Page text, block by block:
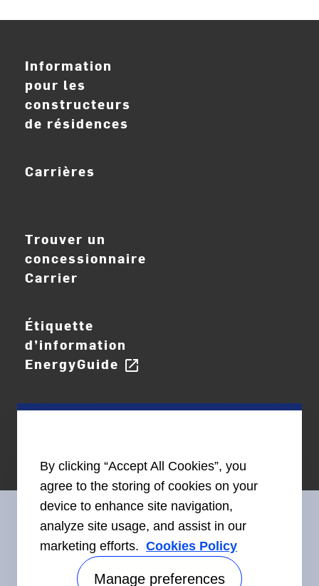
Information
pour les
constructeurs
de résidences
Carrières
Trouver un
concessionnaire
Carrier
Étiquette
d’information
EnergyGuide open_in_new
Restez en contact avec nous
By clicking “Accept All Cookies”, you
agree to the storing of cookies on your
device to enhance site navigation,
analyze site usage, and assist in our
marketing efforts. Cookies Policy
Manage preferences